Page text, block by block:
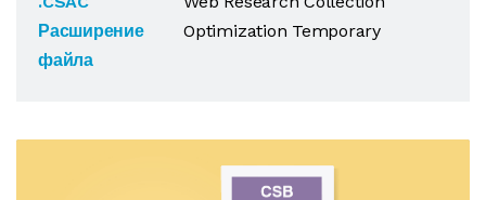
Расширение
файла
Optimization Temporary